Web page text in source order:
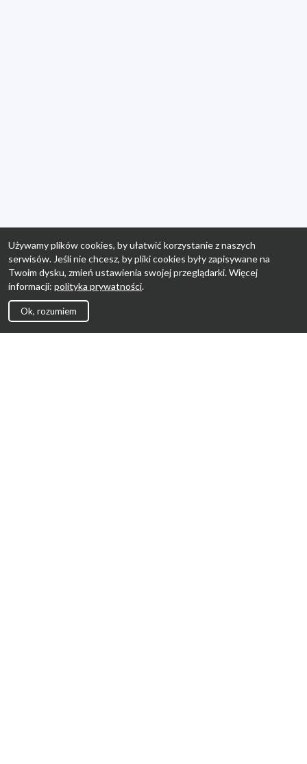
Używamy plików cookies, by ułatwić korzystanie z naszych
serwisów. Jeśli nie chcesz, by pliki cookies były zapisywane na
Twoim dysku, zmień ustawienia swojej przeglądarki. Więcej
informacji: polityka prywatności.
Ok, rozumiem